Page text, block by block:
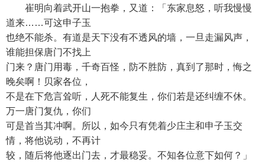
崔明向着武开山一抱拳，又道：「东家息怒，听我慢慢
道来……可这申子玉
也绝不能杀。有道是天下没有不透风的墙，一旦走漏风声，
谁能担保唐门不找上
门来？唐门用毒，千奇百怪，防不胜防，真到了那时，悔之
晚矣啊！贝家各位，
不是在下危言耸听，人死不能复生，你们若是还纠缠不休。
万一唐门复仇，你们
可是首当其冲啊。所以，如今只有凭着少庄主和申子玉交
情，将他说动，不再计
较，随后将他逐出门去，才最稳妥。不知各位意下如何？」